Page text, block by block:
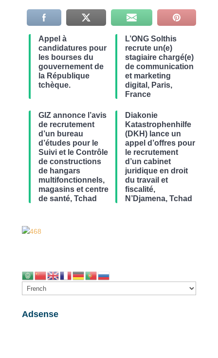
Appel à
candidatures pour
les bourses du
gouvernement de
la République
tchèque.
L’ONG Solthis
recrute un(e)
stagiaire chargé(e)
de communication
et marketing
digital, Paris,
France
GIZ annonce l’avis
de recrutement
d’un bureau
d’études pour le
Suivi et le Contrôle
de constructions
de hangars
multifonctionnels,
magasins et centre
de santé, Tchad
Diakonie
Katastrophenhilfe
(DKH) lance un
appel d’offres pour
le recrutement
d’un cabinet
juridique en droit
du travail et
fiscalité,
N’Djamena, Tchad
Adsense